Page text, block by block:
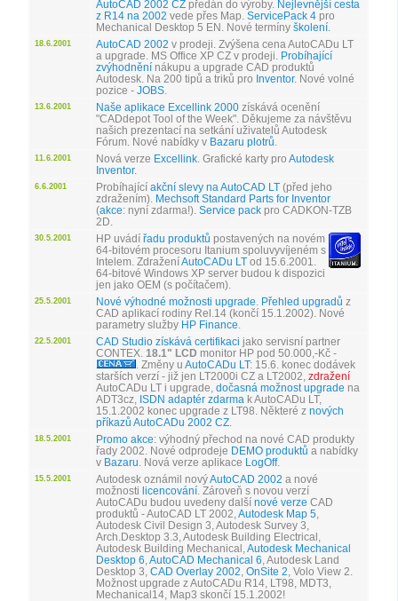
AutoCAD 2002 CZ předán do výroby. Nejlevnější cesta
z R14 na 2002 vede přes Map. ServicePack 4 pro
Mechanical Desktop 5 EN. Nové termíny školení
18.6.2001 AutoCAD 2002 v prodeji. Zvýšena cena AutoCADu LT
a upgrade. MS Office XP CZ v prodeji. Probíhající
zvýhodnění nákupu a upgrade CAD produktů
Autodesk. Na 200 tipů a triků pro Inventor. Nové volné
pozice - JOBS
13.6.2001 Naše aplikace Excellink 2000 získává ocenění
"CADdepot Tool of the Week". Děkujeme za návštěvu
našich prezentací na setkání uživatelů Autodesk
Fórum. Nové nabídky v Bazaru plotrů
11.6.2001 Nová verze Excellink . Grafické karty pro Autodesk
Inventor.
6.6.2001 Probíhající akční slevy na AutoCAD LT (před jeho
zdražením). Mechsoft Standard Parts for Inventor
(akce: nyní zdarma!). Service pack pro CADKON-TZB
2D.
30.5.2001 HP uvádí řadu produktů postavených na novém
64-bitovém procesoru Itanium spoluvyvíjeném s
Intelem. ZdraženíAutoCADu LT od 15.6.2001.
64-bitové Windows XP server budou k dispozici
jen jako OEM (s počítačem).
25.5.2001 Nové výhodné možnosti upgrade Přehled upgradů z
CAD aplikací rodiny Rel.14 (končí 15.1.2002). Nové
parametry služby HP Finance
22.5.2001 CAD Studio získává certifikaci jako servisní partner
CONTEX. 18.1" LCD monitor HP pod 50.000,-Kč -
. Změny u AutoCADu LT: 15.6. konec dodávek
starších verzí - již jen LT2000i CZ a LT2002, zdražení
AutoCADu LT i upgrade, dočasná možnost upgrade na
ADT3cz, ISDN adaptér zdarma k AutoCADu LT,
15.1.2002 konec upgrade z LT98. Některé z nových
příkazů AutoCADu 2002 CZ
18.5.2001 Promo akce: výhodný přechod na nové CAD produkty
řady 2002. Nové odprodeje DEMO produktů a nabídky
v Bazaru . Nová verze aplikace LogOff.
15.5.2001 Autodesk oznámil novýAutoCAD 2002 a nové
možnosti licencování . Zároveň s novou verzí
AutoCADu budou uvedeny další nové verze CAD
produktů - AutoCAD LT 2002, Autodesk Map 5
Autodesk Civil Design 3, Autodesk Survey 3,
Arch.Desktop 3.3, Autodesk Building Electrical,
Autodesk Building Mechanical, Autodesk Mechanical
Desktop 6 AutoCAD Mechanical 6 , Autodesk Land
Desktop 3, CAD Overlay 2002 OnSite 2 , Volo View 2.
Možnost upgrade z AutoCADu R14, LT98, MDT3,
Mechanical14, Map3 skončí 15.1.2002!